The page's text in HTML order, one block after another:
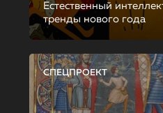
Естественный
тренды нового года
СПЕЦПРОЕКТ